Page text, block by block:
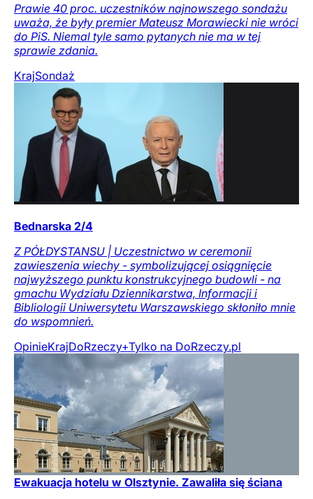
Prawie 40 proc. uczestników najnowszego sondażu
uważa, że były premier Mateusz Morawiecki nie wróci
do PiS. Niemal tyle samo pytanych nie ma w tej
sprawie zdania.
KrajSondaż
Bednarska 2/4
Z PÓŁDYSTANSU | Uczestnictwo w ceremonii
zawieszenia wiechy - symbolizującej osiągnięcie
najwyższego punktu konstrukcyjnego budowli - na
gmachu Wydziału Dziennikarstwa, Informacji i
Bibliologii Uniwersytetu Warszawskiego skłoniło mnie
do wspomnień.
OpinieKrajDoRzeczy+Tylko na DoRzeczy.pl
Ewakuacja hotelu w Olsztynie. Zawaliła się ściana